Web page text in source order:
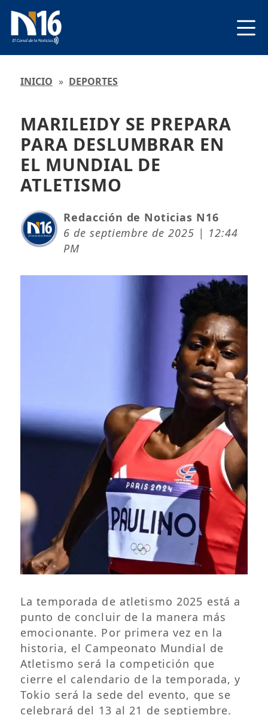
INICIO » DEPORTES
MARILEIDY SE PREPARA
PARA DESLUMBRAR EN
EL MUNDIAL DE
ATLETISMO
Redacción de Noticias N16
6 de septiembre de 2025 | 12:44
PM
La temporada de atletismo 2025 está a
punto de concluir de la manera más
emocionante. Por primera vez en la
historia, el Campeonato Mundial de
Atletismo será la competición que
cierre el calendario de la temporada, y
Tokio será la sede del evento, que se
celebrará del 13 al 21 de septiembre.